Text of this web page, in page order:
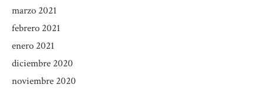
marzo 2021
febrero 2021
enero 2021
diciembre 2020
noviembre 2020